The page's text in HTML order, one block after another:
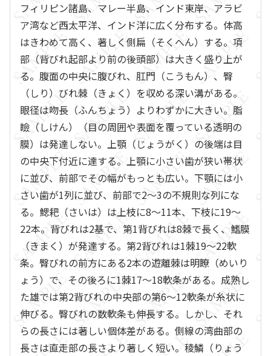
フィリピン諸島、マレー半島、インド東岸、アラビ
ア湾など西太平洋、インド洋に広く分布する。体高
はきわめて高く、著しく側扁（そくへん）する。項
部（背びれ起部より前の後頭部）は大きく盛り上が
る。腹面の中央に腹びれ、肛門（こうもん）、臀
（しり）びれ棘（きょく）を収める深い溝がある。
眼径は吻長（ふんちょう）よりわずかに大きい。脂
瞼（しけん）（目の周囲や表面を覆っている透明の
膜）は発達しない。上顎（じょうがく）の後端は目
の中央下付近に達する。上顎に小さい歯が狭い帯状
に並び、前部でその幅がもっとも広い。下顎には小
さい歯が1列に並び、前部で2～3の不規則な列にな
る。鰓耙（さいは）は上枝に8～11本、下枝に19～
22本。背びれは2基で、第1背びれは8棘で長く、鰭膜
（きまく）が発達する。第2背びれは1棘19～22軟
条。臀びれの前方にある2本の遊離棘は明瞭（めいり
ょう）で、その後ろに1棘17～18軟条がある。成熟し
た雄では第2背びれの中央部の第6～12軟条が糸状に
伸びる。臀びれの数軟条も伸長する。しかし、それ
らの長さには著しい個体差がある。側線の湾曲部の
長さは直走部の長さより著しく短い。稜鱗（りょう